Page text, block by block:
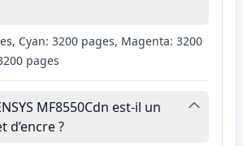
Cyan: 3200 pages, Magenta: 3200
pages
MF8550Cdn est-il un
d’encre ?